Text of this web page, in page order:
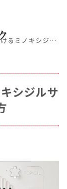
ルサプリの役割と使い方
シジルサ